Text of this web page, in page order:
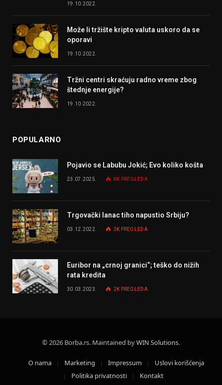
19.10.2022.
Može li tržište kripto valuta uskoro da se
oporavi
19.10.2022.
Tržni centri skraćuju radno vreme zbog
štednje energije?
19.10.2022.
POPULARNO
Pojavio se Labubu Jokić; Evo koliko košta
23.07.2025. 8K PREGLEDA
Trgovački lanac tiho napustio Srbiju?
03.12.2022. 3K PREGLEDA
Euribor na „crnoj granici“; teško do nižih
rata kredita
30.03.2023. 2K PREGLEDA
© 2026 Borba.rs. Maintained byWIN Solutions.
O nama Marketing Impressum
Uslovi korišćenja
Politika privatnosti
Kontakt